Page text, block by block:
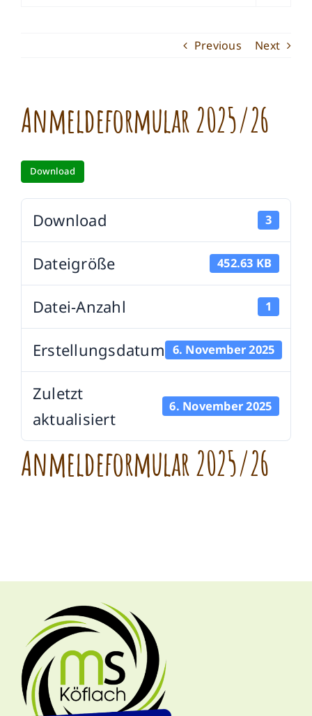
Previous Next
Anmeldeformular 2025/26
Download
Download 3
Dateigröße 452.63 KB
Datei-Anzahl 1
Erstellungsdatum 6. November 2025
Zuletzt
aktualisiert
6. November 2025
Anmeldeformular 2025/26